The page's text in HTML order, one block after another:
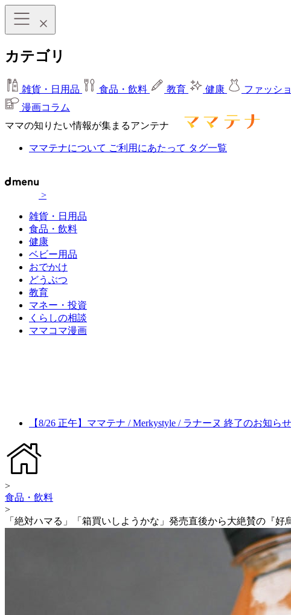
カテゴリ
雑貨・日用品 食品・飲料 教育 健康 ファッシ
漫画コラム
ママの知りたい情報が集まるアンテナ
ママテナについて ご利用にあたって タグ一覧
>
雑貨・日用品
食品・飲料
健康
ベビー用品
おでかけ
どうぶつ
教育
マネー・投資
くらしの相談
ママコマ漫画
【8/26 正午】ママテナ / Merkystyle / ラナーヌ 終了のお知らせ
>
食品・飲料
>
「絶対ハマる」「箱買いしようかな」発売直後から大絶賛の『好